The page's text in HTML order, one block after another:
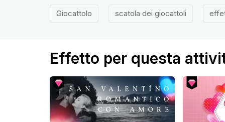
Giocattolo scatola dei giocattoli
Effetto per questa